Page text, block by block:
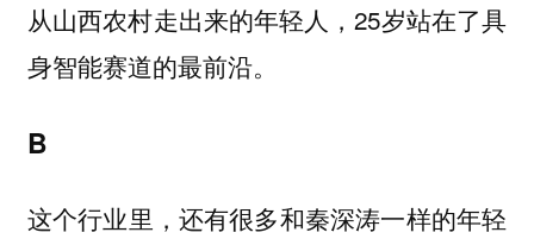
从山西农村走出来的年轻人，25岁站在了具
身智能赛道的最前沿。
B
这个行业里，还有很多和秦深涛一样的年轻